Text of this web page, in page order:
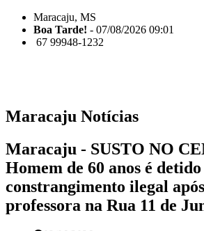
Maracaju, MS
Boa Tarde! - 07/08/2026 09:01
67 99948-1232
Maracaju Notícias
Maracaju - SUSTO NO
Homem de 60 anos é
constrangimento ilegal
professora na Rua 11 de